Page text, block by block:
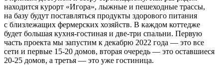
находится курорт «Игора», лыжные и пешеходные трассы,
на базу будут поставляться продукты здорового питания
с близлежащих фермерских хозяйств. В каждом коттедже
будет большая кухня-гостиная и две-три спальни. Первую
часть проекта мы запустим к декабрю 2022 года — это все
сети и первые 15-20 домов, вторая очередь — это оставшиеся
20-25 домов, а третья — это уже гостиница.